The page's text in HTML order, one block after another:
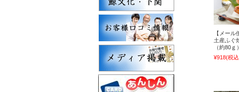
【メー
土産ふぐ
（約80ｇ
¥918(税